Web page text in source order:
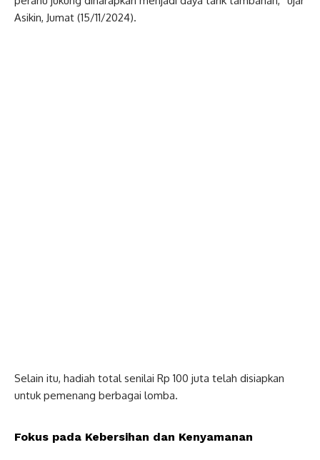
Asikin, Jumat (15/11/2024).
Selain itu, hadiah total senilai Rp 100 juta telah disiapkan
untuk pemenang berbagai lomba.
Fokus pada Kebersihan dan Kenyamanan